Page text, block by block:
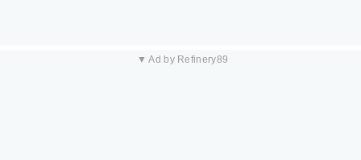
▼ Ad by Refinery89